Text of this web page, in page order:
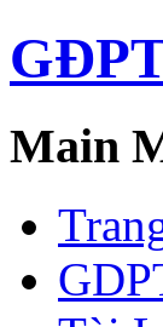
Main